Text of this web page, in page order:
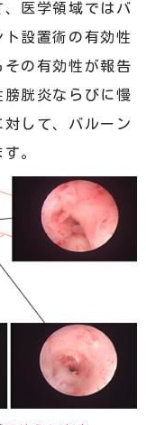
医学領域ではバ
設置術の有効性
の有効性が報告
胱炎ならびに慢
して、バルーン
。